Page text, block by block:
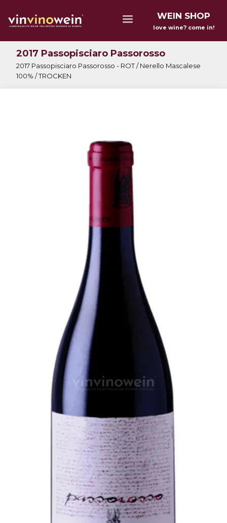
WEIN SHOP
love wine? come in!
2017 Passopisciaro Passorosso
2017 Passopisciaro Passorosso - ROT / Nerello Mascalese
100% / TROCKEN